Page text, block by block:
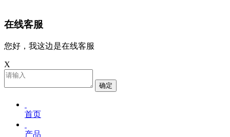
在线客服
您好，我这边是在线客服
X
确定
首页
产品